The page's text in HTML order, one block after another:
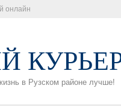
онлайн
в Рузском районе лучше!